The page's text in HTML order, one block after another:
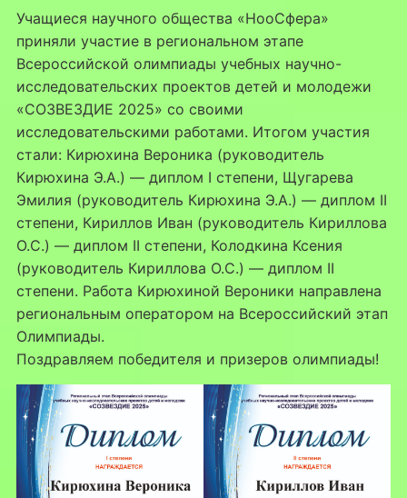
Учащиеся научного общества «НооСфера»
приняли участие в региональном этапе
Всероссийской олимпиады учебных научно-
исследовательских проектов детей и молодежи
«СОЗВЕЗДИЕ 2025» со своими
исследовательскими работами. Итогом участия
стали: Кирюхина Вероника (руководитель
Кирюхина Э.А.) — диплом I степени, Щугарева
Эмилия (руководитель Кирюхина Э.А.) — диплом II
степени, Кириллов Иван (руководитель Кириллова
О.С.) — диплом II степени, Колодкина Ксения
(руководитель Кириллова О.С.) — диплом II
степени. Работа Кирюхиной Вероники направлена
региональным оператором на Всероссийский этап
Олимпиады.
Поздравляем победителя и призеров олимпиады!